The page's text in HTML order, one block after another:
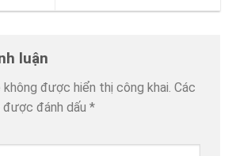
luận
không được hiển thị công khai. Các
đánh dấu *